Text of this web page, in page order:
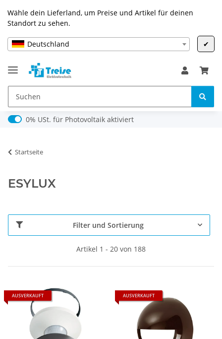
Wähle dein Lieferland, um Preise und Artikel für deinen
Standort zu sehen.
Deutschland ✔
0% USt. für Photovoltaik (§ 12 Abs. 3 UStG)
0% USt. für Photovoltaik aktiviert
Startseite
ESYLUX
Filter und Sortierung
Artikel 1 - 20 von 188
AUSVERKAUFT AUSVERKAUFT